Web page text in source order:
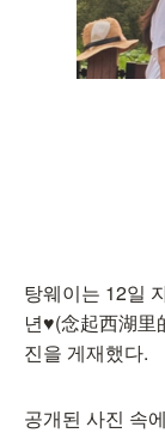
탕웨이는 12일
년♥(念起西湖里
진을 게재했다.
공개된 사진 속